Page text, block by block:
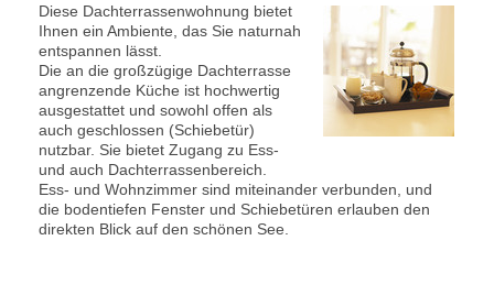
Diese Dachterrassenwohnung bietet
Ihnen ein Ambiente, das Sie naturnah
entspannen lässt.
Die an die großzügige Dachterrasse
angrenzende Küche ist hochwertig
ausgestattet und sowohl offen als
auch geschlossen (Schiebetür)
nutzbar. Sie bietet Zugang zu Ess-
und auch Dachterrassenbereich.
Ess- und Wohnzimmer sind miteinander verbunden, und
die bodentiefen Fenster und Schiebetüren erlauben den
direkten Blick auf den schönen See.